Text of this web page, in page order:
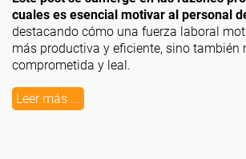
cuales es esencial motivar al personal
destacando cómo una fuerza laboral
más productiva y eficiente, sino también
comprometida y leal.
Leer más ...